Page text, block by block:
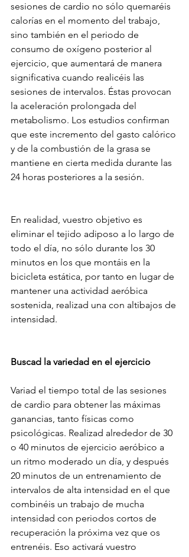
sesiones de cardio no sólo quemaréis
calorías en el momento del trabajo,
sino también en el periodo de
consumo de oxígeno posterior al
ejercicio, que aumentará de manera
significativa cuando realicéis las
sesiones de intervalos. Éstas provocan
la aceleración prolongada del
metabolismo. Los estudios confirman
que este incremento del gasto calórico
y de la combustión de la grasa se
mantiene en cierta medida durante las
24 horas posteriores a la sesión.
En realidad, vuestro objetivo es
eliminar el tejido adiposo a lo largo de
todo el día, no sólo durante los 30
minutos en los que montáis en la
bicicleta estática, por tanto en lugar de
mantener una actividad aeróbica
sostenida, realizad una con altibajos de
intensidad.
Buscad la variedad en el ejercicio
Variad el tiempo total de las sesiones
de cardio para obtener las máximas
ganancias, tanto físicas como
psicológicas. Realizad alrededor de 30
o 40 minutos de ejercicio aeróbico a
un ritmo moderado un día, y después
20 minutos de un entrenamiento de
intervalos de alta intensidad en el que
combinéis un trabajo de mucha
intensidad con periodos cortos de
recuperación la próxima vez que os
entrenéis. Eso activará vuestro